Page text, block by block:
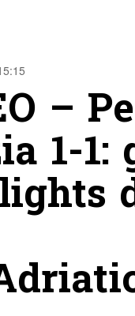
–
1-1: